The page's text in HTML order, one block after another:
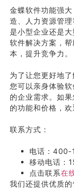
金蝶软件功能强
造、人力资源管
是小型企业还是
软件解决方案，
本，提升竞争力。
为了让您更好地
您可以亲身体验
的企业需求。如
的功能和价格，欢
联系方式：
电话：
移动电话：
点击联系在
我们还提供优质